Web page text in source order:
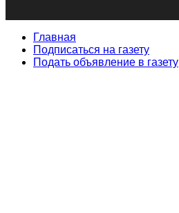
Главная
Подписаться на газету
Подать объявление в газету